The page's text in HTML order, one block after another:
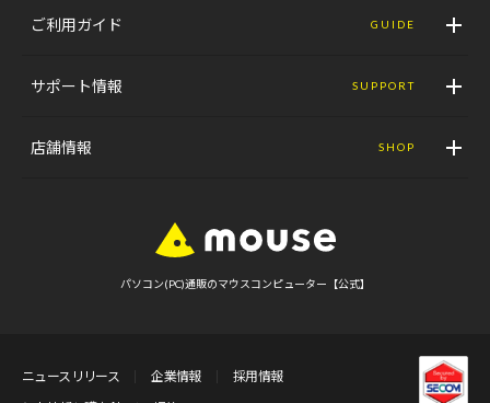
ご利用ガイド GUIDE
サポート情報 SUPPORT
店舗情報 SHOP
パソコン(PC)通販のマウスコンピューター【公式】
ニュースリリース 企業情報
採用情報